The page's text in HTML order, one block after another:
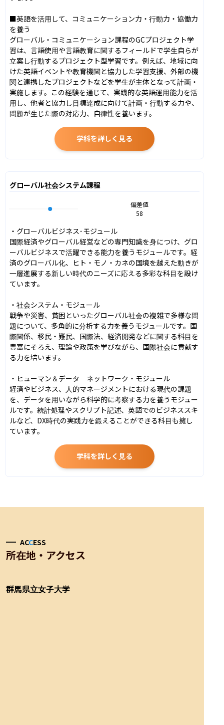
■英語を活用して、コミュニケーション力・行動力・協働力
を養う
グローバル・コミュニケーション課程のGCプロジェクト学
習は、言語使用や言語教育に関するフィールドで学生自らが
立案し行動するプロジェクト型学習です。例えば、地域に向
けた英語イベントや教育機関と協力した学習支援、外部の機
関と連携したプロジェクトなどを学生が主体となって計画・
実施します。この経験を通じて、実践的な英語運用能力を活
用し、他者と協力し目標達成に向けて計画・行動する力や、
問題が生じた際の対応力、自律性を養います。
学科を詳しく見る
グローバル社会システム課程
偏差値
58
・グローバルビジネス･モジュール
国際経済やグローバル経営などの専門知識を身につけ、グロ
ーバルビジネスで活躍できる能力を養うモジュールです。経
済のグローバル化、ヒト・モノ・カネの国境を越えた動きが
一層進展する新しい時代のニーズに応える多彩な科目を設け
ています。
・社会システム・モジュール
戦争や災害、貧困といったグローバル社会の複雑で多様な問
題について、多角的に分析する力を養うモジュールです。国
際関係、移民・難民、国際法、経済開発などに関する科目を
豊富にそろえ、理論や政策を学びながら、国際社会に貢献す
る力を培います。
・ヒューマン＆データ　ネットワーク・モジュール
経済やビジネス、人的マネージメントにおける現代の課題
を、データを用いながら科学的に考察する力を養うモジュー
ルです。統計処理やスクリプト記述、英語でのビジネススキ
ルなど、DX時代の実践力を鍛えることができる科目も擁し
ています。
学科を詳しく見る
ACCESS
所在地・アクセス
群馬県立女子大学